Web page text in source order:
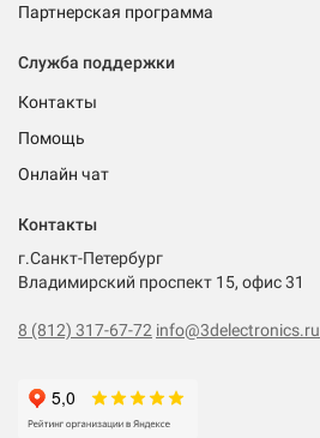
Партнерская программа
Служба поддержки
Контакты
Помощь
Онлайн чат
Контакты
г.Санкт-Петербург
Владимирский проспект 15, офис 31
8 (812) 317-67-72 info@3delectronics.ru